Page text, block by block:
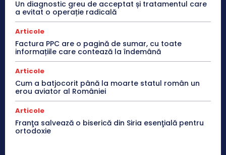
Un diagnostic greu de acceptat și tratamentul care
a evitat o operație radicală
Articole
Factura PPC are o pagină de sumar, cu toate
informațiile care contează la îndemână
Articole
Cum a batjocorit până la moarte statul român un
erou aviator al României
Articole
Franţa salvează o biserică din Siria esenţială pentru
ortodoxie